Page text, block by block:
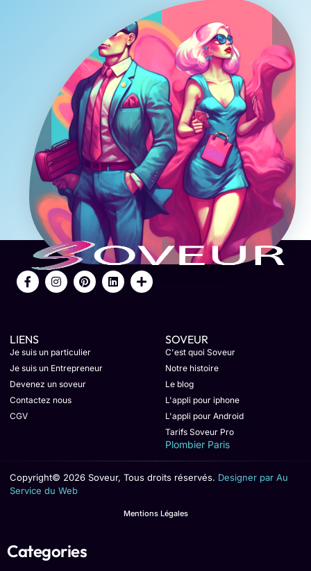
LIENS
Je suis un particulier
Je suis un Entrepreneur
Devenez un soveur
Contactez nous
CGV
SOVEUR
C'est quoi Soveur
Notre histoire
Le blog
L'appli pour iphone
L'appli pour Android
Tarifs Soveur Pro
Plombier Paris
Copyright© 2026 Soveur, Tous droits réservés. Designer par Au
Service du Web
Mentions Légales
Categories